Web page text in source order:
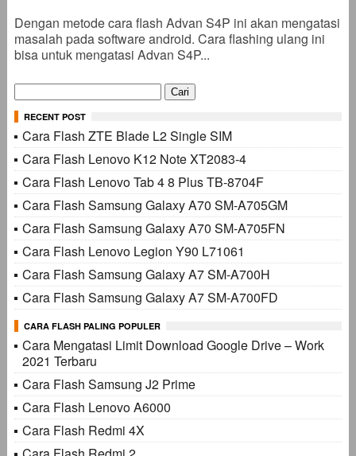
Dengan metode cara flash Advan S4P ini akan mengatasi
masalah pada software android. Cara flashing ulang ini
bisa untuk mengatasi Advan S4P...
Cari
untuk:
RECENT POST
Cara Flash ZTE Blade L2 Single SIM
Cara Flash Lenovo K12 Note XT2083-4
Cara Flash Lenovo Tab 4 8 Plus TB-8704F
Cara Flash Samsung Galaxy A70 SM-A705GM
Cara Flash Samsung Galaxy A70 SM-A705FN
Cara Flash Lenovo Legion Y90 L71061
Cara Flash Samsung Galaxy A7 SM-A700H
Cara Flash Samsung Galaxy A7 SM-A700FD
CARA FLASH PALING POPULER
Cara Mengatasi Limit Download Google Drive – Work
2021 Terbaru
Cara Flash Samsung J2 Prime
Cara Flash Lenovo A6000
Cara Flash Redmi 4X